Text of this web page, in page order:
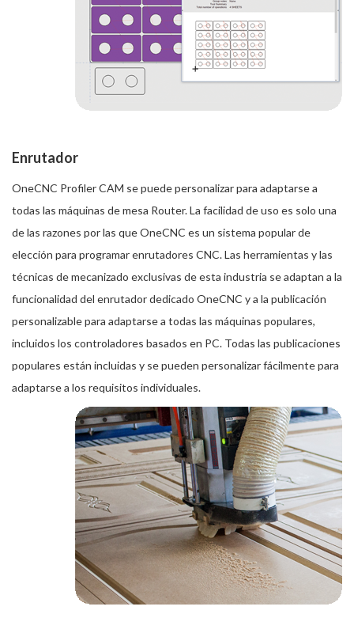
Enrutador
OneCNC Profiler CAM se puede personalizar para adaptarse a
todas las máquinas de mesa Router. La facilidad de uso es solo una
de las razones por las que OneCNC es un sistema popular de
elección para programar enrutadores CNC. Las herramientas y las
técnicas de mecanizado exclusivas de esta industria se adaptan a la
funcionalidad del enrutador dedicado OneCNC y a la publicación
personalizable para adaptarse a todas las máquinas populares,
incluidos los controladores basados en PC. Todas las publicaciones
populares están incluidas y se pueden personalizar fácilmente para
adaptarse a los requisitos individuales.